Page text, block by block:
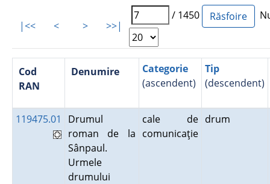
|<< < > >>|
/ 1450
Cod
RAN
Denumire
Categorie
(ascendent)
Tip
(descendent)
119475.01
Drumul
roman de la
Sânpaul.
Urmele
drumului
cale de
comunicaţie
drum